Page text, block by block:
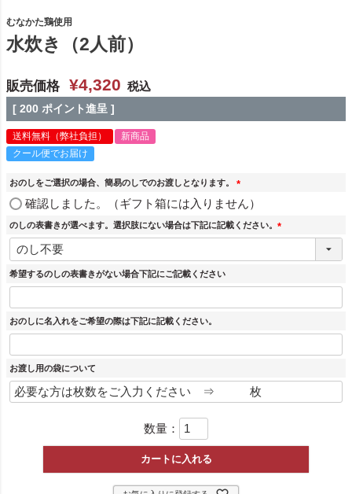
むなかた鶏使用
水炊き（2人前）
販売価格 ¥4,320 税込
[ 200 ポイント進呈 ]
送料無料（弊社負担）
新商品
クール便でお届け
おのしをご選択の場合、簡易のしでのお渡しとなります。
必
須
)
確認しました。（ギフト箱には入りません）
のしの表書きが選べます。選択肢にない場合は下記に記載ください。
(
希望するのしの表書きがない場合下記にご記載ください
おのしに名入れをご希望の際は下記に記載ください。
お渡し用の袋について
数量：
カートに入れる